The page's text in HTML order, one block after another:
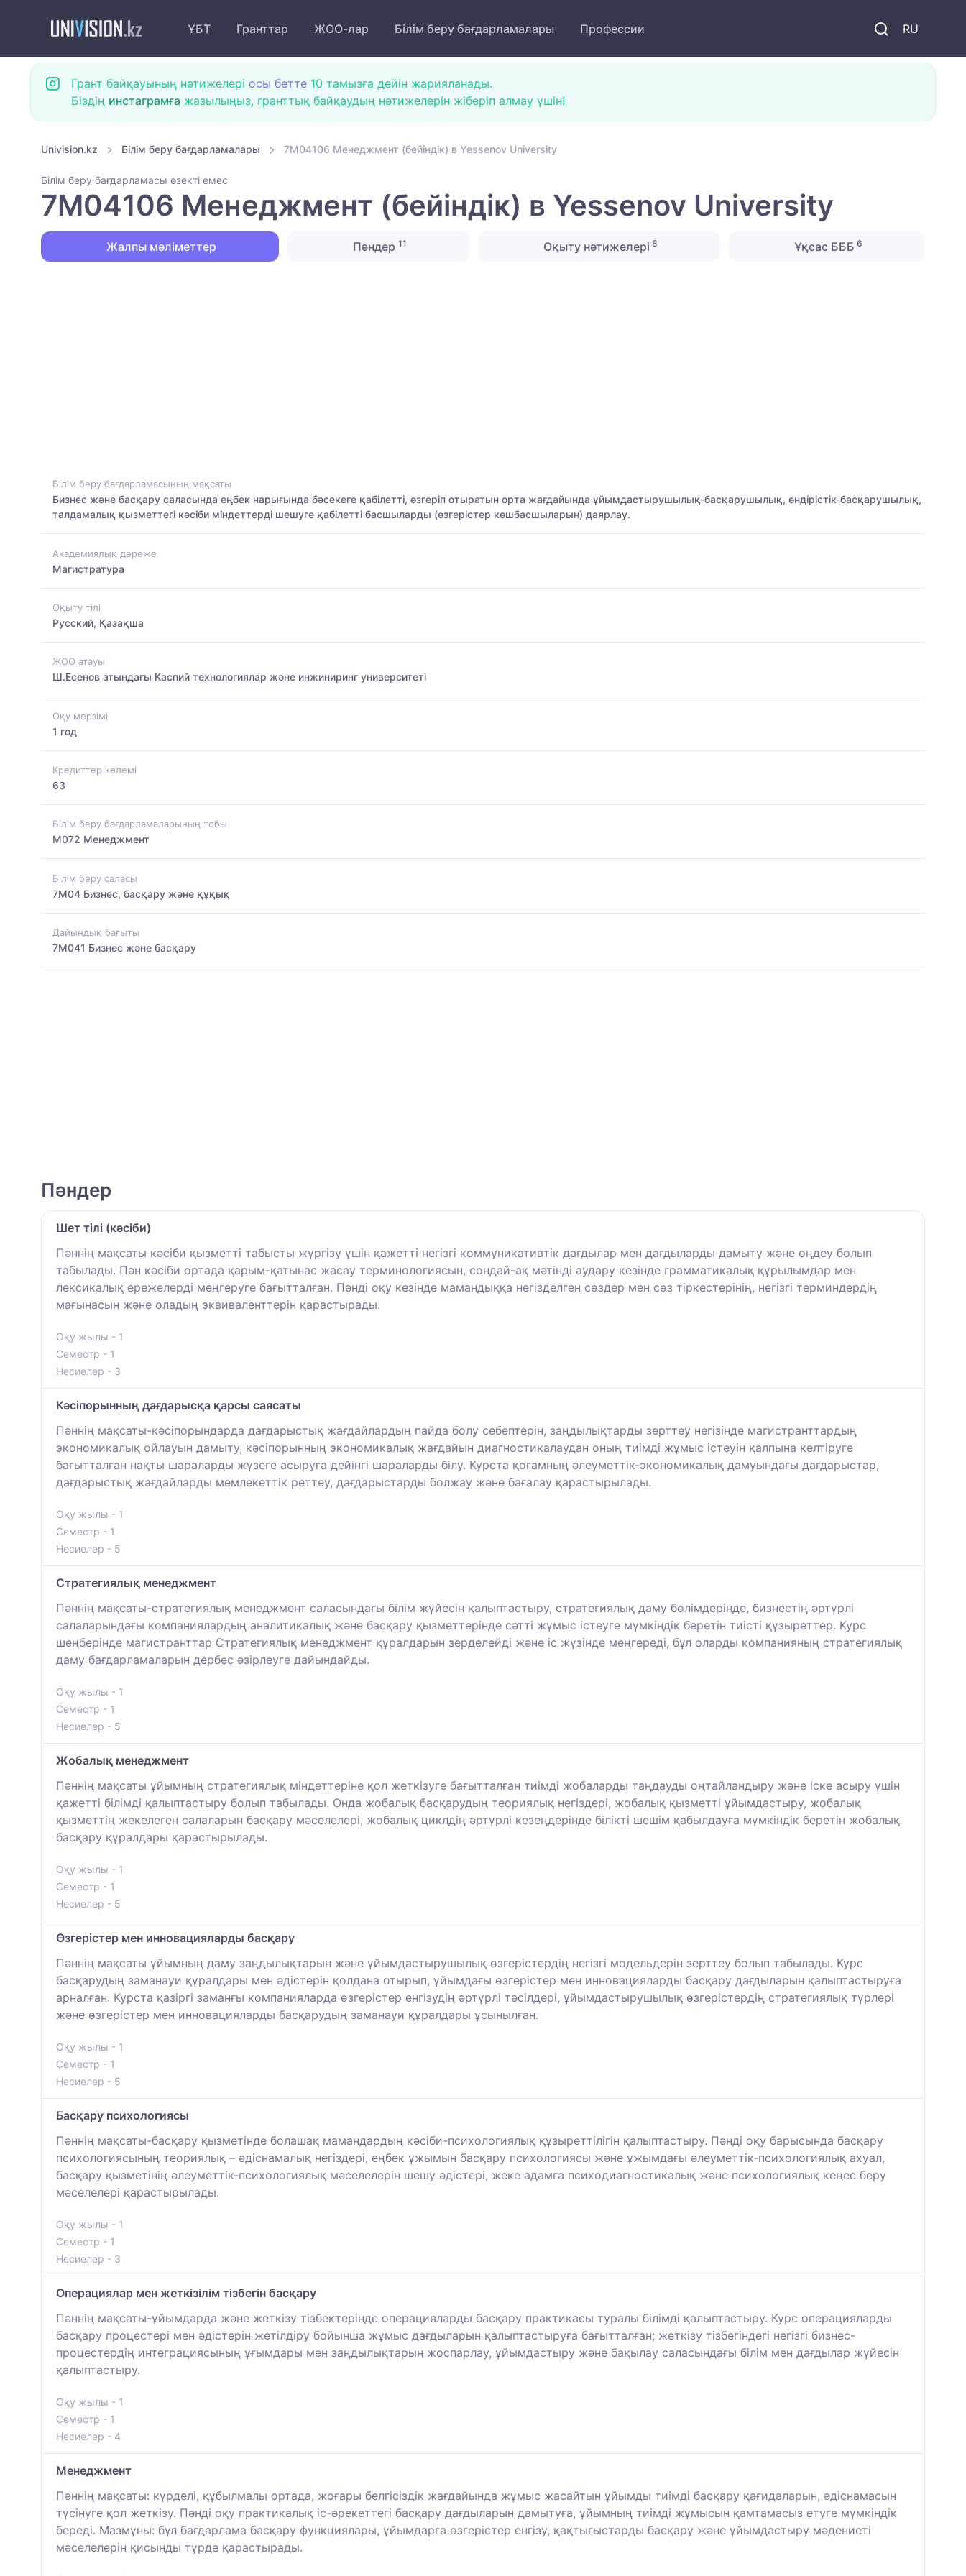
RU
ҰБТ Гранттар ЖОО-лар Білім беру бағдарламалары Профессии
Грант байқауының нәтижелері осы бетте 10 тамызға дейін жарияланады.
Біздің инстаграмға жазылыңыз, гранттық байқаудың нәтижелерін жіберіп алмау үшін!
Univision.kz Білім беру бағдарламалары 7M04106 Менеджмент (бейіндік) в Yessenov University
Білім беру бағдарламасы өзекті емес
7M04106 Менеджмент (бейіндік) в Yessenov University
Жалпы мәліметтер Пәндер 11 Оқыту нәтижелері 8 Ұқсас БББ 6
Білім беру бағдарламасының мақсаты
Бизнес және басқару саласында еңбек нарығында бәсекеге қабілетті, өзгеріп отыратын орта жағдайында ұйымдастырушылық-басқарушылық, өндірістік-басқарушылық,
талдамалық қызметтегі кәсіби міндеттерді шешуге қабілетті басшыларды (өзгерістер көшбасшыларын) даярлау.
Академиялық дәреже
Магистратура
Оқыту тілі
Русский, Қазақша
ЖОО атауы
Ш.Есенов атындағы Каспий технологиялар және инжиниринг университеті
Оқу мерзімі
1 год
Кредиттер көлемі
63
Білім беру бағдарламаларының тобы
M072 Менеджмент
Білім беру саласы
7M04 Бизнес, басқару және құқық
Дайындық бағыты
7M041 Бизнес және басқару
Пәндер
Шет тілі (кәсіби)
Пәннің мақсаты кәсіби қызметті табысты жүргізу үшін қажетті негізгі коммуникативтік дағдылар мен дағдыларды дамыту және өңдеу болып
табылады. Пән кәсіби ортада қарым-қатынас жасау терминологиясын, сондай-ақ мәтінді аудару кезінде грамматикалық құрылымдар мен
лексикалық ережелерді меңгеруге бағытталған. Пәнді оқу кезінде мамандыққа негізделген сөздер мен сөз тіркестерінің, негізгі терминдердің
мағынасын және оладың эквиваленттерін қарастырады.
Оқу жылы - 1
Семестр - 1
Несиелер - 3
Кәсіпорынның дағдарысқа қарсы саясаты
Пәннің мақсаты-кәсіпорындарда дағдарыстық жағдайлардың пайда болу себептерін, заңдылықтарды зерттеу негізінде магистранттардың
экономикалық ойлауын дамыту, кәсіпорынның экономикалық жағдайын диагностикалаудан оның тиімді жұмыс істеуін қалпына келтіруге
бағытталған нақты шараларды жүзеге асыруға дейінгі шараларды білу. Курста қоғамның әлеуметтік-экономикалық дамуындағы дағдарыстар,
дағдарыстық жағдайларды мемлекеттік реттеу, дағдарыстарды болжау және бағалау қарастырылады.
Оқу жылы - 1
Семестр - 1
Несиелер - 5
Стратегиялық менеджмент
Пәннің мақсаты-стратегиялық менеджмент саласындағы білім жүйесін қалыптастыру, стратегиялық даму бөлімдерінде, бизнестің әртүрлі
салаларындағы компаниялардың аналитикалық және басқару қызметтерінде сәтті жұмыс істеуге мүмкіндік беретін тиісті құзыреттер. Курс
шеңберінде магистранттар Стратегиялық менеджмент құралдарын зерделейді және іс жүзінде меңгереді, бұл оларды компанияның стратегиялық
даму бағдарламаларын дербес әзірлеуге дайындайды.
Оқу жылы - 1
Семестр - 1
Несиелер - 5
Жобалық менеджмент
Пәннің мақсаты ұйымның стратегиялық міндеттеріне қол жеткізуге бағытталған тиімді жобаларды таңдауды оңтайландыру және іске асыру үшін
қажетті білімді қалыптастыру болып табылады. Онда жобалық басқарудың теориялық негіздері, жобалық қызметті ұйымдастыру, жобалық
қызметтің жекелеген салаларын басқару мәселелері, жобалық циклдің әртүрлі кезеңдерінде білікті шешім қабылдауға мүмкіндік беретін жобалық
басқару құралдары қарастырылады.
Оқу жылы - 1
Семестр - 1
Несиелер - 5
Өзгерістер мен инновацияларды басқару
Пәннің мақсаты ұйымның даму заңдылықтарын және ұйымдастырушылық өзгерістердің негізгі модельдерін зерттеу болып табылады. Курс
басқарудың заманауи құралдары мен әдістерін қолдана отырып, ұйымдағы өзгерістер мен инновацияларды басқару дағдыларын қалыптастыруға
арналған. Курста қазіргі заманғы компанияларда өзгерістер енгізудің әртүрлі тәсілдері, ұйымдастырушылық өзгерістердің стратегиялық түрлері
және өзгерістер мен инновацияларды басқарудың заманауи құралдары ұсынылған.
Оқу жылы - 1
Семестр - 1
Несиелер - 5
Басқару психологиясы
Пәннің мақсаты-басқару қызметінде болашақ мамандардың кәсіби-психологиялық құзыреттілігін қалыптастыру. Пәнді оқу барысында басқару
психологиясының теориялық – әдіснамалық негіздері, еңбек ұжымын басқару психологиясы және ұжымдағы әлеуметтік-психологиялық ахуал,
басқару қызметінің әлеуметтік-психологиялық мәселелерін шешу әдістері, жеке адамға психодиагностикалық және психологиялық кеңес беру
мәселелері қарастырылады.
Оқу жылы - 1
Семестр - 1
Несиелер - 3
Операциялар мен жеткізілім тізбегін басқару
Пәннің мақсаты-ұйымдарда және жеткізу тізбектерінде операцияларды басқару практикасы туралы білімді қалыптастыру. Курс операцияларды
басқару процестері мен әдістерін жетілдіру бойынша жұмыс дағдыларын қалыптастыруға бағытталған; жеткізу тізбегіндегі негізгі бизнес-
процестердің интеграциясының ұғымдары мен заңдылықтарын жоспарлау, ұйымдастыру және бақылау саласындағы білім мен дағдылар жүйесін
қалыптастыру.
Оқу жылы - 1
Семестр - 1
Несиелер - 4
Менеджмент
Пәннің мақсаты: күрделі, құбылмалы ортада, жоғары белгісіздік жағдайында жұмыс жасайтын ұйымды тиімді басқару қағидаларын, әдіснамасын
түсінуге қол жеткізу. Пәнді оқу практикалық іс-әрекеттегі басқару дағдыларын дамытуға, ұйымның тиімді жұмысын қамтамасыз етуге мүмкіндік
береді. Мазмұны: бұл бағдарлама басқару функциялары, ұйымдарға өзгерістер енгізу, қақтығыстарды басқару және ұйымдастыру мәдениеті
мәселелерін қисынды түрде қарастырады.